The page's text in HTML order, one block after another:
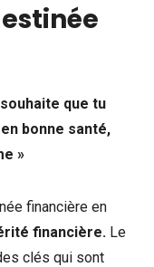
que tu
bonne santé,
»
financière en
financière. Le
clés qui sont